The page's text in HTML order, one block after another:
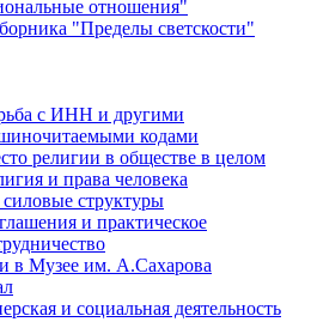
отношения"
"Пределы светскости"
с ИНН и другими
кодами
религии в обществе в целом
и права человека
структуры
и практическое
в Музее им. А.Сахарова
и социальная деятельность